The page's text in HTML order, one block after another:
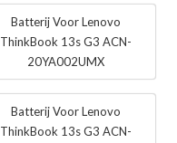
Batterij Voor Lenovo
ThinkBook 13s G3 ACN-
20YA002UMX
Batterij Voor Lenovo
ThinkBook 13s G3 ACN-